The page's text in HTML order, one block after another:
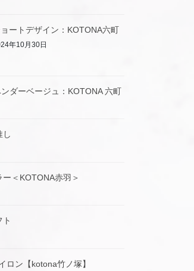
ートデザイン：KOTONA六町
年10月30日
ンダーベージュ：KOTONA 六町
し
ー＜KOTONA赤羽＞
ト
ロン【kotona竹ノ塚】